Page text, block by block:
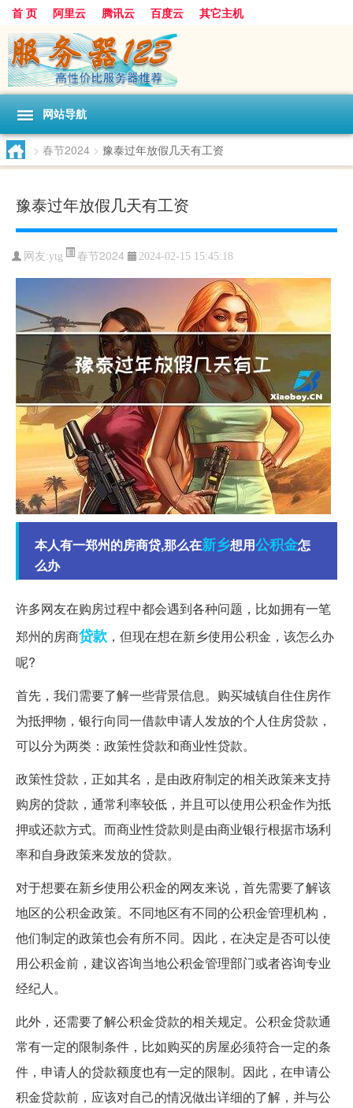
首 页 阿里云 腾讯云 百度云 其它主机
网站导航
> 春节2024 > 豫泰过年放假几天有工资
豫泰过年放假几天有工资
网友:ytg 春节2024 2024-02-15 15:45:18
本人有一郑州的房商贷,那么在新乡想用公积金怎
么办
许多网友在购房过程中都会遇到各种问题，比如拥有一笔
郑州的房商贷款 ，但现在想在新乡使用公积金，该怎么办
呢?
首先，我们需要了解一些背景信息。购买城镇自住住房作
为抵押物，银行向同一借款申请人发放的个人住房贷款，
可以分为两类：政策性贷款和商业性贷款。
政策性贷款，正如其名，是由政府制定的相关政策来支持
购房的贷款，通常利率较低，并且可以使用公积金作为抵
押或还款方式。而商业性贷款则是由商业银行根据市场利
率和自身政策来发放的贷款。
对于想要在新乡使用公积金的网友来说，首先需要了解该
地区的公积金政策。不同地区有不同的公积金管理机构，
他们制定的政策也会有所不同。因此，在决定是否可以使
用公积金前，建议咨询当地公积金管理部门或者咨询专业
经纪人。
此外，还需要了解公积金贷款的相关规定。公积金贷款通
常有一定的限制条件，比如购买的房屋必须符合一定的条
件，申请人的贷款额度也有一定的限制。因此，在申请公
积金贷款前，应该对自己的情况做出详细的了解，并与公